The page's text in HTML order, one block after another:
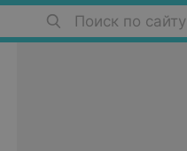
Поиск по сайту